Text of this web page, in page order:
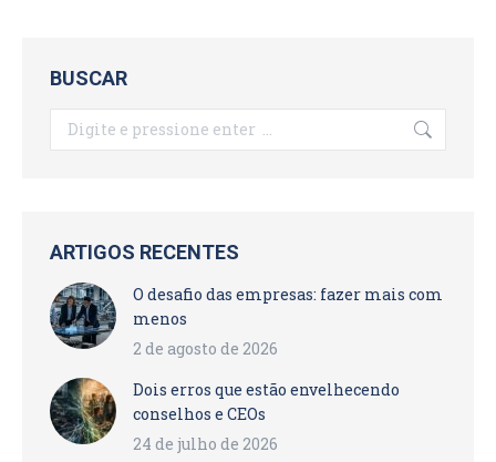
BUSCAR
Search:
ARTIGOS RECENTES
O desafio das empresas: fazer mais com
menos
2 de agosto de 2026
Dois erros que estão envelhecendo
conselhos e CEOs
24 de julho de 2026